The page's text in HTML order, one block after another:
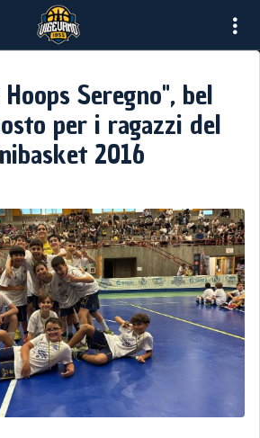
Seregno", bel
per i ragazzi del
2016